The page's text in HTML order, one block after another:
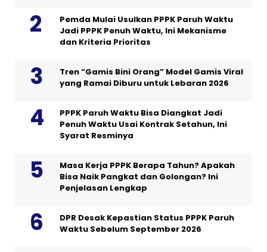
Pemda Mulai Usulkan PPPK Paruh Waktu
Jadi PPPK Penuh Waktu, Ini Mekanisme
dan Kriteria Prioritas
Tren “Gamis Bini Orang” Model Gamis Viral
yang Ramai Diburu untuk Lebaran 2026
PPPK Paruh Waktu Bisa Diangkat Jadi
Penuh Waktu Usai Kontrak Setahun, Ini
Syarat Resminya
Masa Kerja PPPK Berapa Tahun? Apakah
Bisa Naik Pangkat dan Golongan? Ini
Penjelasan Lengkap
DPR Desak Kepastian Status PPPK Paruh
Waktu Sebelum September 2026